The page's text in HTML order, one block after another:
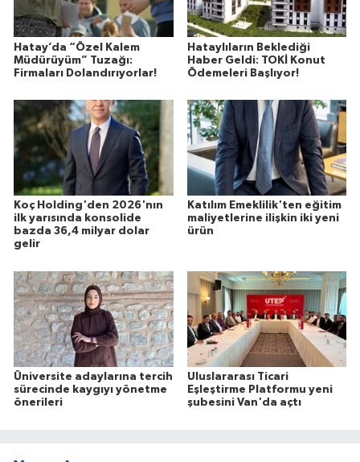
Hatay’da “Özel Kalem
Müdürüyüm” Tuzağı:
Firmaları Dolandırıyorlar!
Hataylıların Beklediği
Haber Geldi: TOKİ Konut
Ödemeleri Başlıyor!
Koç Holding'den 2026'nın
ilk yarısında konsolide
bazda 36,4 milyar dolar
gelir
Katılım Emeklilik'ten eğitim
maliyetlerine ilişkin iki yeni
ürün
Üniversite adaylarına tercih
sürecinde kaygıyı yönetme
önerileri
Uluslararası Ticari
Eşleştirme Platformu yeni
şubesini Van'da açtı